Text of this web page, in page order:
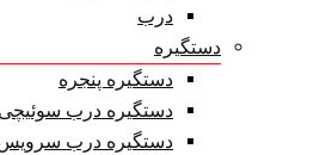
درب
دستگیره
دستگیره پنجره
دستگیره درب سوئیچی
دستگیره درب